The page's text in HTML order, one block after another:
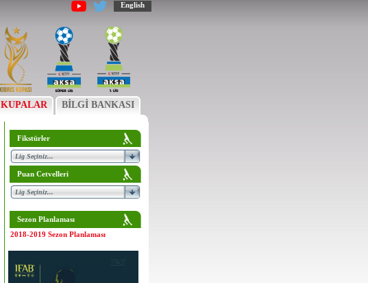
English
KUPALAR BİLGİ BANKASI
Fikstürler
Puan Cetvelleri
Sezon Planlaması
2018-2019 Sezon Planlaması